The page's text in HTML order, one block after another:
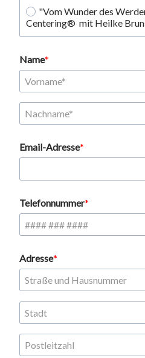
"Vom Wunder des
Centering®  mit Heilke
Name
Email-Adresse
Telefonnummer
Adresse